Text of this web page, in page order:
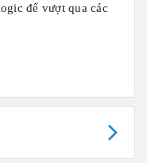
để vượt qua các